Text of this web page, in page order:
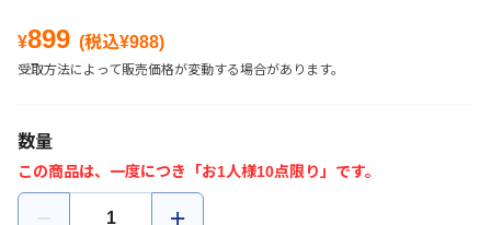
¥899 (税込¥988)
受取方法によって販売価格が変動する場合があります。
数量
この商品は、一度につき「お1人様10点限り」です。